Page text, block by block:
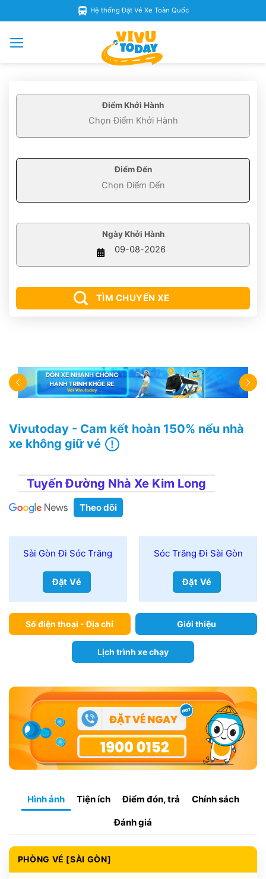
Hệ thống Đặt Vé Xe Toàn Quốc
Điểm Khởi Hành
Điểm Đến
Ngày Khởi Hành
TÌM CHUYẾN XE
Vivutoday - Cam kết hoàn 150% nếu nhà
xe không giữ vé
Tuyến Đường Nhà Xe Kim Long
Theo dõi
Sài Gòn Đi Sóc Trăng
Đặt Vé
Sóc Trăng Đi Sài Gòn
Đặt Vé
Số điện thoại - Địa chỉ Giới thiệu
Lịch trình xe chạy
Hình ảnh Tiện ích Điểm đón, trả Chính sách
Đánh giá
PHÒNG VÉ [SÀI GÒN]